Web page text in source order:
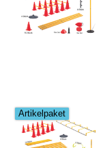
Artikelpaket